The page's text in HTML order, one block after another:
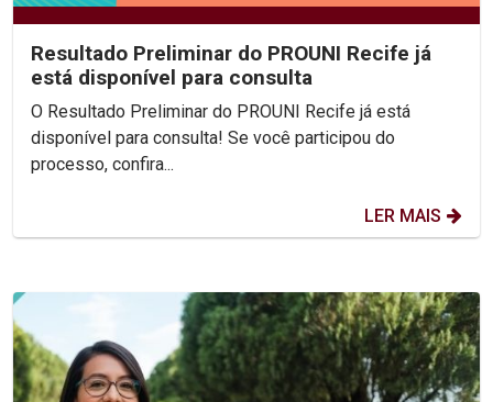
Resultado Preliminar do PROUNI Recife já
está disponível para consulta
O Resultado Preliminar do PROUNI Recife já está
disponível para consulta! Se você participou do
processo, confira...
LER MAIS